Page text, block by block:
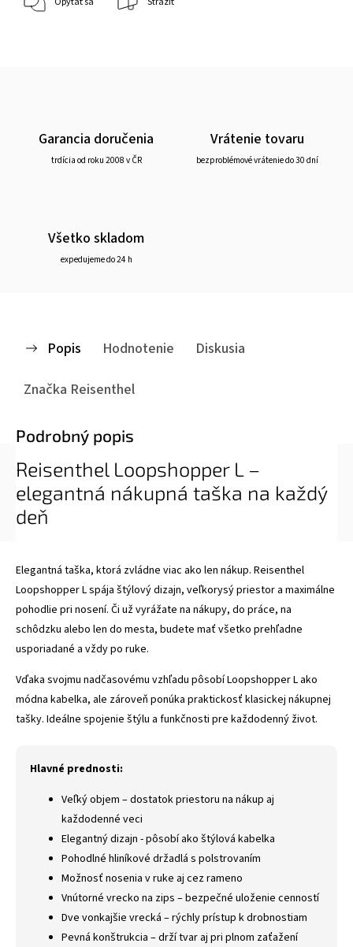
Garancia doručenia
trdícia od roku 2008 v ČR
Vrátenie tovaru
bezproblémové vrátenie do 30 dní
Všetko skladom
expedujeme do 24 h
Popis Hodnotenie
Diskusia
Značka Reisenthel
Podrobný popis
Reisenthel Loopshopper L –
elegantná nákupná taška na každý
deň
Elegantná taška, ktorá zvládne viac ako len nákup. Reisenthel
Loopshopper L spája štýlový dizajn, veľkorysý priestor a maximálne
pohodlie pri nosení. Či už vyrážate na nákupy, do práce, na
schôdzku alebo len do mesta, budete mať všetko prehľadne
usporiadané a vždy po ruke.
Vďaka svojmu nadčasovému vzhľadu pôsobí Loopshopper L ako
módna kabelka, ale zároveň ponúka praktickosť klasickej nákupnej
tašky. Ideálne spojenie štýlu a funkčnosti pre každodenný život.
Hlavné prednosti:
Veľký objem – dostatok priestoru na nákup aj
každodenné veci
Elegantný dizajn - pôsobí ako štýlová kabelka
Pohodlné hliníkové držadlá s polstrovaním
Možnosť nosenia v ruke aj cez rameno
Vnútorné vrecko na zips – bezpečné uloženie cenností
Dve vonkajšie vrecká – rýchly prístup k drobnostiam
Pevná konštrukcia – drží tvar aj pri plnom zaťažení